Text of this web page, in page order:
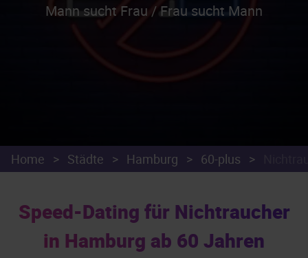
Mann sucht Frau / Frau sucht Mann
Home > Städte > Hamburg > 60-plus >
Speed-Dating für Nichtraucher
in Hamburg ab 60 Jahren